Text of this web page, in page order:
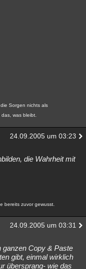
Sorgen nichts als
was bleibt.
24.09.2005 um 03:23
die Wahrheit mit
bereits zuvor gewusst.
24.09.2005 um 03:31
Copy & Paste
gibt, einmal wirklich
übersprang- wie das